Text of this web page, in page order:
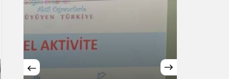
Gündüz Modu
Gündüz modunu seçin.
Gece Modu